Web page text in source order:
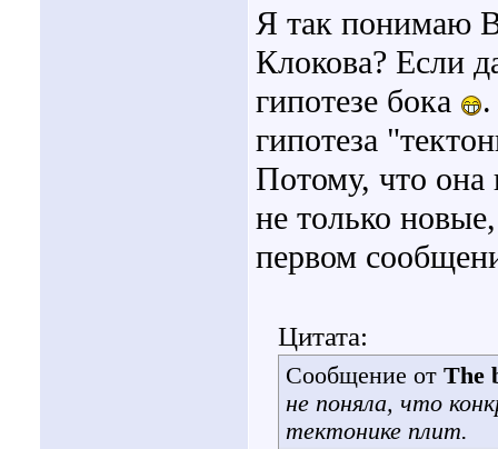
Я так понимаю
Клокова? Если
гипотезе бока
гипотеза
Потому, что она
не только
первом
Цитата:
Сообщение от The
не поняла, что
тектонике плит.